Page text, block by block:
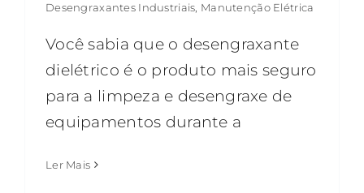
Desengraxantes Industriais Manutenção Elétrica
Você sabia que o desengraxante
dielétrico é o produto mais seguro
para a limpeza e desengraxe de
equipamentos durante a
Ler Mais